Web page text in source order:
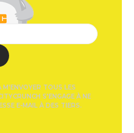
TOUS LES
S'ENGAGE À NE
E-MAIL À DES TIERS.